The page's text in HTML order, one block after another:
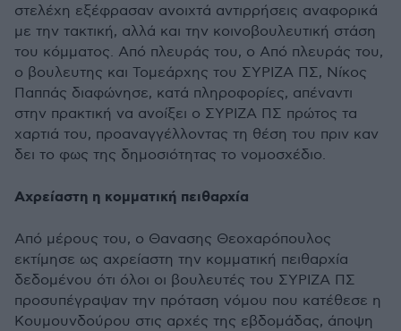
στελέχη εξέφρασαν ανοιχτά αντιρρήσεις αναφορικά
με την τακτική, αλλά και την κοινοβουλευτική στάση
του κόμματος. Από πλευράς του, ο Από πλευράς του,
ο βουλευτης και Τομεάρχης του ΣΥΡΙΖΑ ΠΣ, Νίκος
Παππάς διαφώνησε, κατά πληροφορίες, απέναντι
στην πρακτική να ανοίξει ο ΣΥΡΙΖΑ ΠΣ πρώτος τα
χαρτιά του, προαναγγέλλοντας τη θέση του πριν καν
δει το φως της δημοσιότητας το νομοσχέδιο.
Αχρείαστη η κομματική πειθαρχία
Από μέρους του, ο Θανασης Θεοχαρόπουλος
εκτίμησε ως αχρείαστη την κομματική πειθαρχία
δεδομένου ότι όλοι οι βουλευτές του ΣΥΡΙΖΑ ΠΣ
προσυπέγραψαν την πρόταση νόμου που κατέθεσε η
Κουμουνδούρου στις αρχές της εβδομάδας, άποψη